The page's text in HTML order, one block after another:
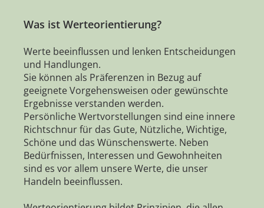
Was ist Werteorientierung?
Werte beeinflussen und lenken Entscheidungen
und Handlungen.
Sie können als Präferenzen in Bezug auf
geeignete Vorgehensweisen oder gewünschte
Ergebnisse verstanden werden.
Persönliche Wertvorstellungen sind eine innere
Richtschnur für das Gute, Nützliche, Wichtige,
Schöne und das Wünschenswerte. Neben
Bedürfnissen, Interessen und Gewohnheiten
sind es vor allem unsere Werte, die unser
Handeln beeinflussen.